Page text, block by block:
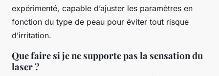
expérimenté, capable d’ajuster les paramètres en
fonction du type de peau pour éviter tout risque
d’irritation.
Que faire si je ne supporte pas la sensation du
laser ?